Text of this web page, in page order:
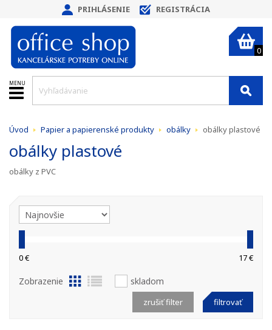
PRIHLÁSENIE REGISTRÁCIA
0
MENU
Úvod Papier a papierenské produkty obálky obálky plastové
obálky plastové
obálky z PVC
0 € 17 €
Zobrazenie skladom
filtrovať
zrušiť filter